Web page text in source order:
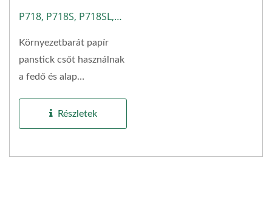
P718, P718S, P718SL,
Környezetbarát papír
panstick csőt használnak
a fedő és alap
amelyeket...Részletek